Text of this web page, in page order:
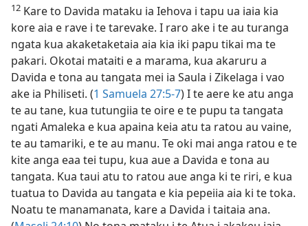
12 Kare to Davida mataku ia Iehova i tapu ua iaia kia
kore aia e rave i te tarevake. I raro ake i te au turanga
ngata kua akaketaketaia aia kia iki papu tikai ma te
pakari. Okotai mataiti e a marama, kua akaruru a
Davida e tona au tangata mei ia Saula i Zikelaga i vao
ake ia Philiseti. (1 Samuela 27:5-7) I te aere ke atu anga
te au tane, kua tutungiia te oire e te pupu ta tangata
ngati Amaleka e kua apaina keia atu ta ratou au vaine,
te au tamariki, e te au manu. Te oki mai anga ratou e te
kite anga eaa tei tupu, kua aue a Davida e tona au
tangata. Kua taui atu to ratou aue anga ki te riri, e kua
tuatua to Davida au tangata e kia pepeiia aia ki te toka.
Noatu te manamanata, kare a Davida i taitaia ana.